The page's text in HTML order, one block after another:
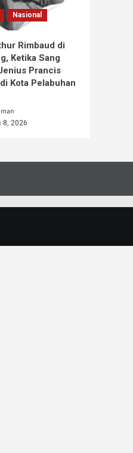
Nasional
Rimbaud di
Ketika Sang
Prancis
Kota Pelabuhan
8, 2026